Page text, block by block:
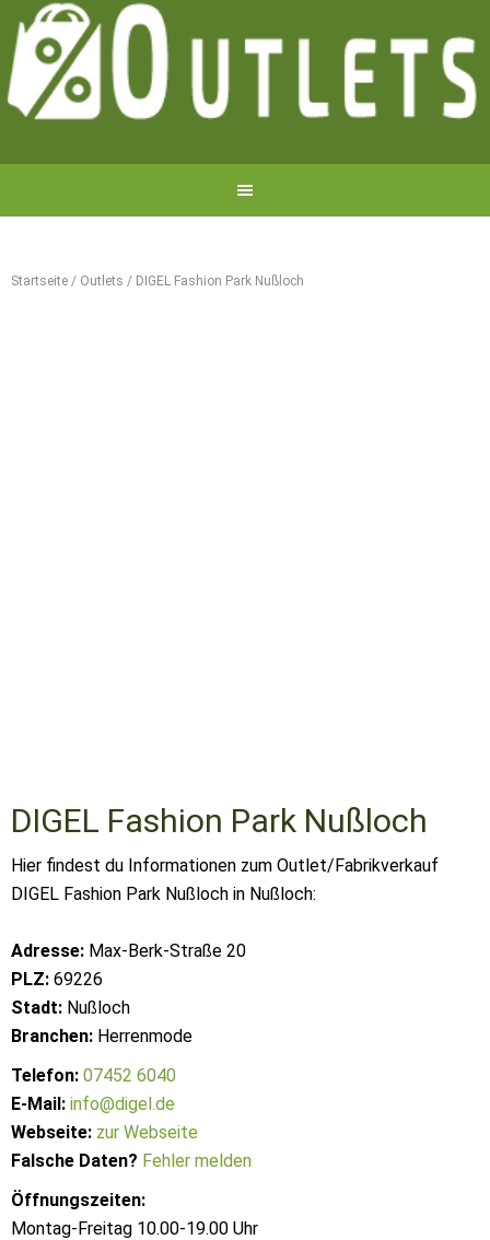
Startseite / Outlets / DIGEL Fashion Park Nußloch
DIGEL Fashion Park Nußloch
Hier findest du Informationen zum Outlet/Fabrikverkauf
DIGEL Fashion Park Nußloch in Nußloch:
Adresse: Max-Berk-Straße 20
PLZ: 69226
Stadt: Nußloch
Branchen: Herrenmode
Telefon: 07452 6040
E-Mail: info@digel.de
Webseite: zur Webseite
Falsche Daten? Fehler melden
Öffnungszeiten:
Montag-Freitag 10.00-19.00 Uhr